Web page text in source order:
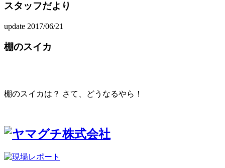
スタッフだより
update 2017/06/21
棚のスイカ
棚のスイカは？ さて、どうなるやら！